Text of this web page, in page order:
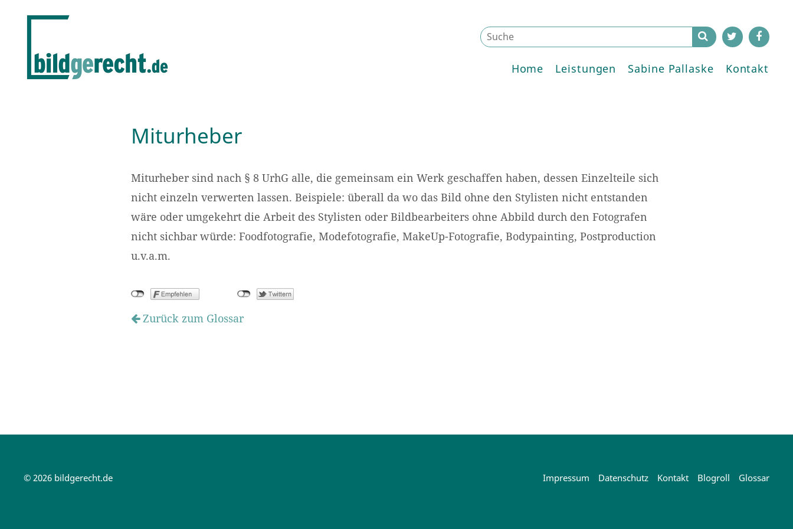
Home Leistungen Sabine Pallaske Kontakt
Miturheber
Miturheber sind nach § 8 UrhG alle, die gemeinsam ein Werk geschaffen haben, dessen Einzelteile sich
nicht einzeln verwerten lassen. Beispiele: überall da wo das Bild ohne den Stylisten nicht entstanden
wäre oder umgekehrt die Arbeit des Stylisten oder Bildbearbeiters ohne Abbild durch den Fotografen
nicht sichbar würde: Foodfotografie, Modefotografie, MakeUp-Fotografie, Bodypainting, Postproduction
u.v.a.m.
Zurück zum Glossar
© 2026 bildgerecht.de Impressum Datenschutz Kontakt Blogroll Glossar